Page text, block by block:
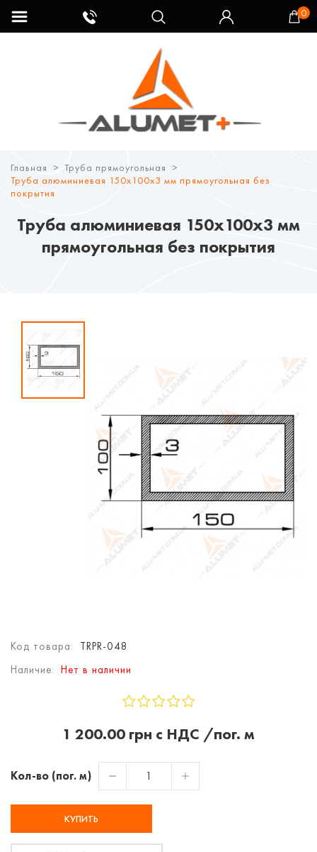
0
Главная
Труба прямоугольная
Труба алюминиевая 150х100х3 мм прямоугольная без
покрытия
Труба алюминиевая 150х100х3 мм
прямоугольная без покрытия
Код товара: TRPR-048
Наличие: Нет в наличии
1 200.00 грн с НДС /пог. м
Кол-во (пог. м)
КУПИТЬ